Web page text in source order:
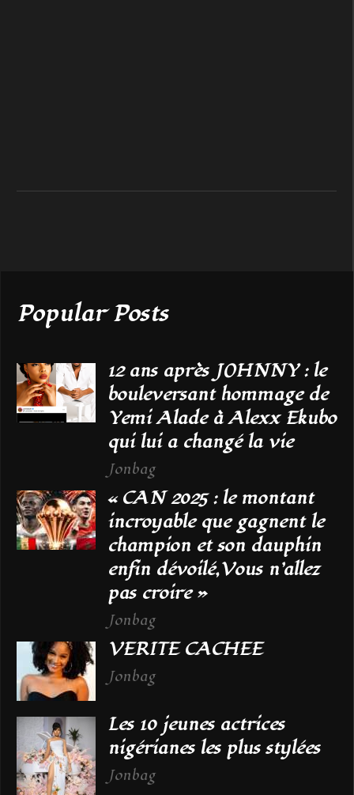
Popular Posts
12 ans après JOHNNY : le
bouleversant hommage de
Yemi Alade à Alexx Ekubo
qui lui a changé la vie
Jonbag
« CAN 2025 : le montant
incroyable que gagnent le
champion et son dauphin
enfin dévoilé,Vous n’allez
pas croire »
Jonbag
VERITE CACHEE
Jonbag
Les 10 jeunes actrices
nigérianes les plus stylées
Jonbag